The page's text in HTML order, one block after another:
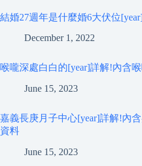
結婚27週年是什麼婚6大伏位
December 1, 2022
喉嚨深處白白的[year]詳解!內含
June 15, 2023
嘉義長庚月子中心[year]詳解!內
資料
June 15, 2023